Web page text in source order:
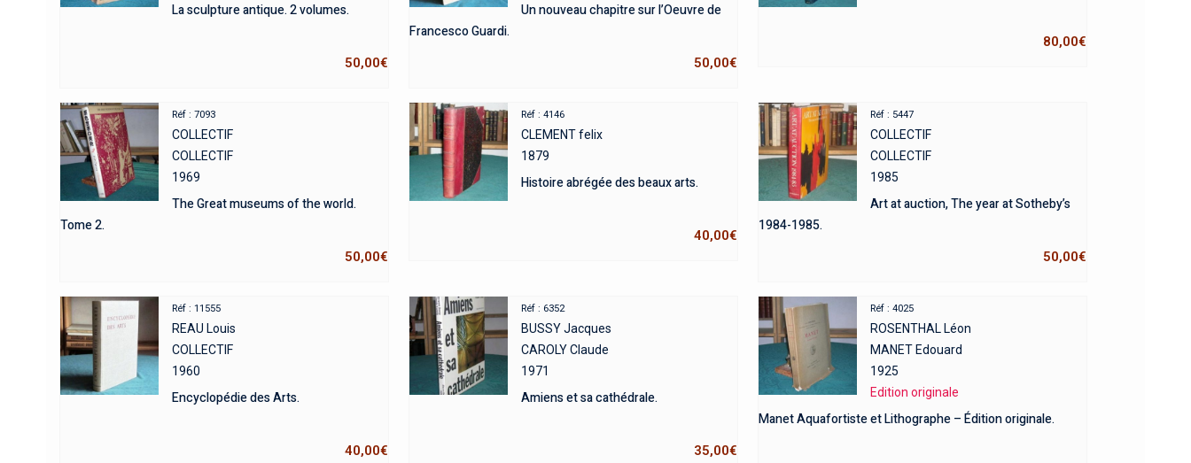
La sculpture antique. 2 volumes.
50,00€
Un nouveau chapitre sur l’Oeuvre de
Francesco Guardi.
50,00€
80,00€
Réf : 7093
COLLECTIF
COLLECTIF
1969
The Great museums of the world.
Tome 2.
50,00€
Réf : 4146
CLEMENT felix
1879
Histoire abrégée des beaux arts.
40,00€
Réf : 5447
COLLECTIF
COLLECTIF
1985
Art at auction, The year at Sotheby’s
1984-1985.
50,00€
Réf : 11555
REAU Louis
COLLECTIF
1960
Encyclopédie des Arts.
40,00€
Réf : 6352
BUSSY Jacques
CAROLY Claude
1971
Amiens et sa cathédrale.
35,00€
Réf : 4025
ROSENTHAL Léon
MANET Edouard
1925
Edition originale
Manet Aquafortiste et Lithographe – Édition originale.